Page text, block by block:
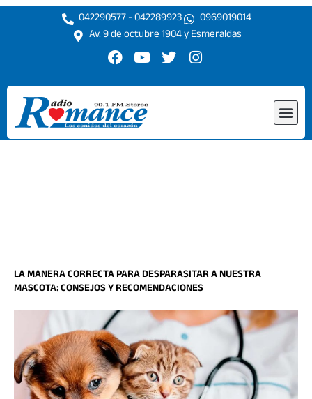
Ir
042290577 - 042289923
0969019014
Av. 9 de octubre 1904 y Esmeraldas
F
c
e
b
o
o
Y
u
t
u
b
e
T
i
r
I
s
r
LA MANERA CORRECTA PARA DESPARASITAR A NUESTRA
MASCOTA: CONSEJOS Y RECOMENDACIONES